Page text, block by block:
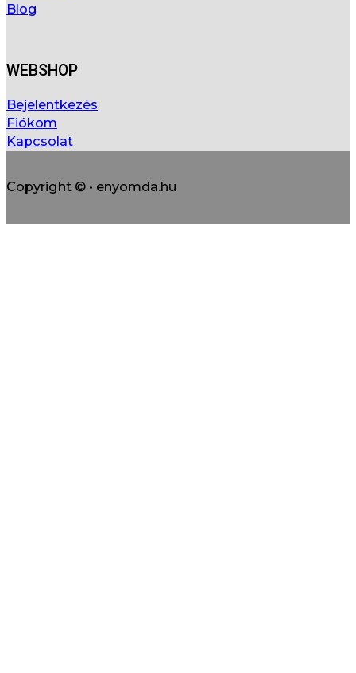
Blog
WEBSHOP
Bejelentkezés
Fiókom
Kapcsolat
Copyright © • enyomda.hu